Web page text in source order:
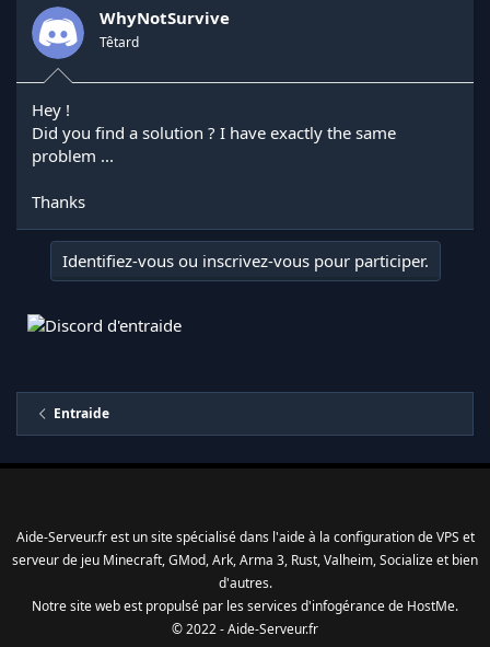
WhyNotSurvive
Têtard
Hey !
Did you find a solution ? I have exactly the same
problem ...
Thanks
Identifiez-vous ou inscrivez-vous pour participer.
Entraide
Aide-Serveur.fr est un site spécialisé dans l'aide à la configuration de VPS et
serveur de jeu Minecraft, GMod, Ark, Arma 3, Rust, Valheim, Socialize et bien
d'autres.
Notre site web est propulsé par les services d'infogérancede HostMe.
© 2022 - Aide-Serveur.fr